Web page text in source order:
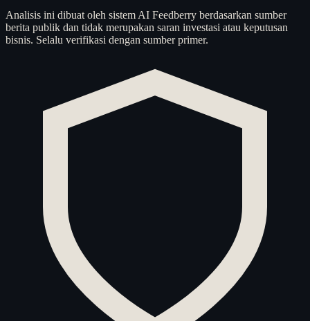
Analisis ini dibuat oleh sistem AI Feedberry berdasarkan sumber
berita publik dan tidak merupakan saran investasi atau keputusan
bisnis. Selalu verifikasi dengan sumber primer.